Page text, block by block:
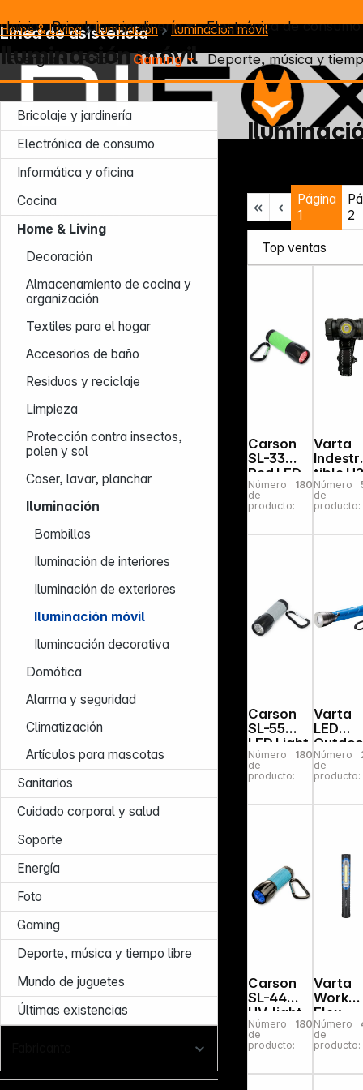
Inicio Bricolaje y jardinería Electrónica de consumo
Energía Foto Gaming Deporte, música y
Home & Living Iluminación Iluminación móvil
Iluminación móvil
Bricolaje y jardinería
Electrónica de consumo
Informática y oficina
Cocina
Home & Living
Decoración
Almacenamiento de cocina y
organización
Textiles para el hogar
Accesorios de baño
Residuos y reciclaje
Limpieza
Protección contra insectos,
polen y sol
Coser, lavar, planchar
Iluminación
Bombillas
Iluminación de interiores
Iluminación de exteriores
Iluminación móvil
Ilumincación decorativa
Domótica
Alarma y seguridad
Climatización
Artículos para mascotas
Sanitarios
Cuidado corporal y salud
Soporte
Energía
Foto
Gaming
Deporte, música y tiempo libre
Mundo de juguetes
Últimas existencias
Página
1
2
Carson
SL-33
Red LED
light
Número
de
producto:
180268
Varta
tible
Pro 4
Watt
350
Lumen
Número
de
producto:
Carson
SL-55
LED Light
Número
de
producto:
180282
Varta
LED
Sports
t 3C
Número
de
producto:
Carson
SL-44
UV-light
Número
de
producto:
180275
Varta
Work
Flex
Pocket
Light incl.
3 x pilas
AAA
Número
de
producto:
Línea de asistencia
Lun – Jue: 7:30 – 16:30 (CET)
Vie: 7:30 – 13:30 (CET)
Tel.: +49 931 9708 - 466
E-mail: info@difox.com